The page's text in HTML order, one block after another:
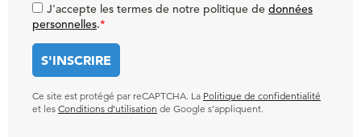
J'accepte les termes de notre politique de données
personnelles.*
Ce site est protégé par reCAPTCHA. La Politique de confidentialité
et les Conditions d’utilisation de Google s’appliquent.